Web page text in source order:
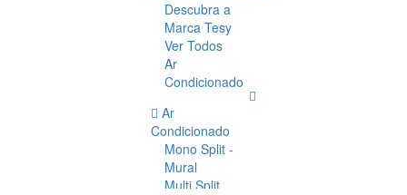
Descubra a
Marca Tesy
Ver Todos
Ar
Condicionado
Ar
Condicionado
Mono Split -
Mural
Multi Split